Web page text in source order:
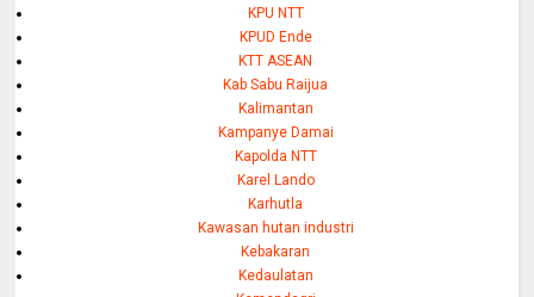
KPU NTT
KPUD Ende
KTT ASEAN
Kab Sabu Raijua
Kalimantan
Kampanye Damai
Kapolda NTT
Karel Lando
Karhutla
Kawasan hutan industri
Kebakaran
Kedaulatan